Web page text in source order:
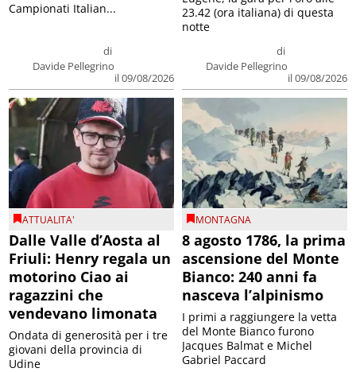
di
Davide Pellegrino
il 09/08/2026
Campionati Italian...
di
Davide Pellegrino
il 09/08/2026
23.42 (ora italiana) di questa
notte
ATTUALITA'
Dalle Valle d’Aosta al
Friuli: Henry regala un
motorino Ciao ai
ragazzini che
vendevano limonata
Ondata di generosità per i tre
giovani della provincia di
Udine
MONTAGNA
8 agosto 1786, la prima
ascensione del Monte
Bianco: 240 anni fa
nasceva l’alpinismo
I primi a raggiungere la vetta
del Monte Bianco furono
Jacques Balmat e Michel
Gabriel Paccard